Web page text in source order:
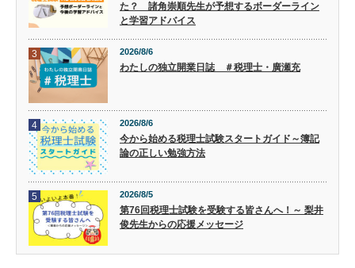
た？ 諸角崇順先生が予想するボーダーライン
と学習アドバイス
3 2026/8/6
わたしの独立開業日誌 ＃税理士・廣瀬充
4 2026/8/6
今から始める税理士試験スタートガイド～簿記
論の正しい勉強方法
5 2026/8/5
第76回税理士試験を受験する皆さんへ！～ 梨井
俊先生からの応援メッセージ